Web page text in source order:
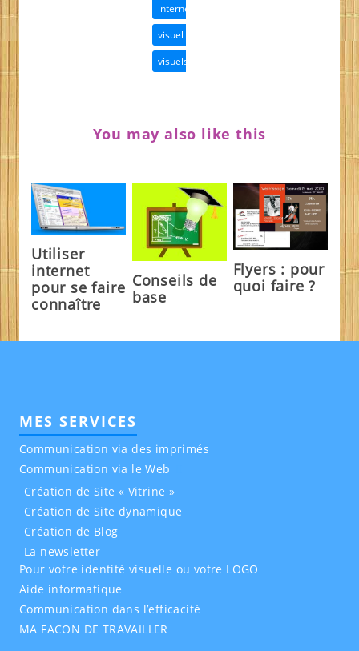
internet
visuel
visuels
You may also like this
Utiliser
internet
pour se faire
connaître
Conseils de
base
Flyers : pour
quoi faire ?
MES SERVICES
Communication via des imprimés
Communication via le Web
Création de Site « Vitrine »
Création de Site dynamique
Création de Blog
La newsletter
Pour votre identité visuelle ou votre LOGO
Aide informatique
Communication dans l’efficacité
MA FACON DE TRAVAILLER